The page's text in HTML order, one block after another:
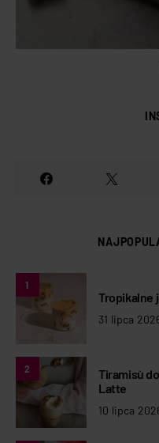
1
Tropikalne
31 lipca
2
Tiramisù
Latte
10 lipca